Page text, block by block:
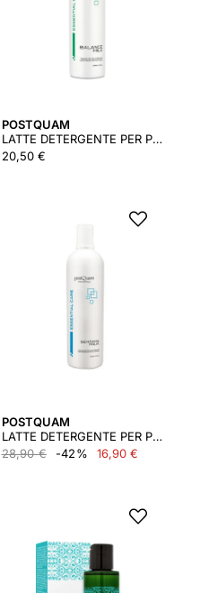
POSTQUAM
LATTE DETERGENTE PER PELLI GRASSE 250 ML
20,50 €
POSTQUAM
LATTE DETERGENTE PER PELLI NORMALI 500 ML
28,90 €
-42% 16,90 €